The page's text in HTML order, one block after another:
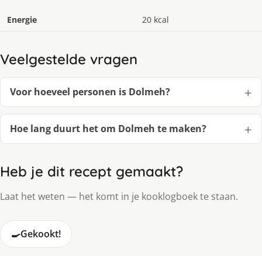
Energie 20 kcal
Veelgestelde vragen
Voor hoeveel personen is Dolmeh?
Hoe lang duurt het om Dolmeh te maken?
Heb je dit recept gemaakt?
Laat het weten — het komt in je kooklogboek te staan.
🍳Gekookt!